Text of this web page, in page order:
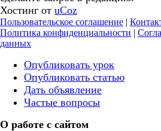
Хостинг от uCoz
Пользовательское соглашение |
Политика конфиденциальности |
данных
Опубликовать урок
Опубликовать статью
Дать объявление
Частые вопросы
О работе с сайтом